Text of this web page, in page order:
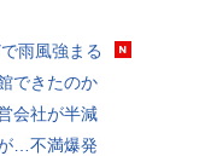
雨風強まる
できたのか
会社が半減
…不満爆発